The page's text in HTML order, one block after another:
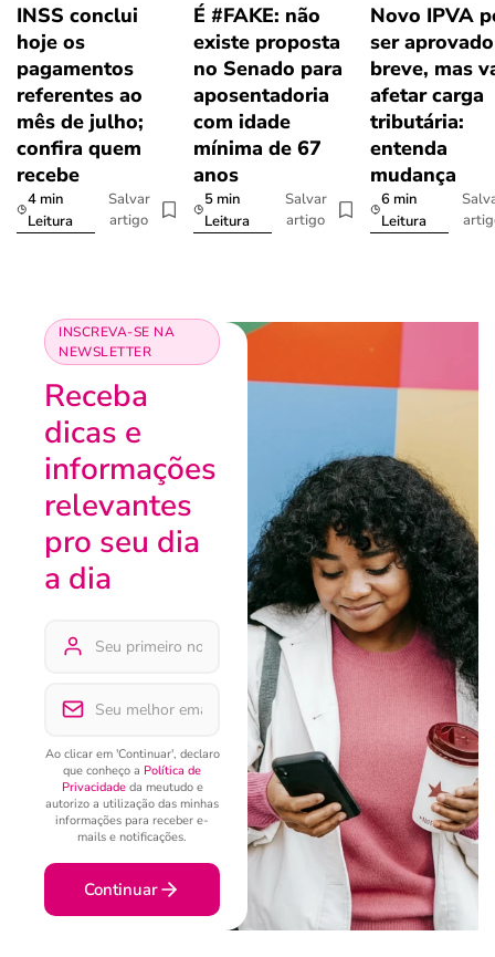
INSS conclui
hoje os
pagamentos
referentes ao
mês de julho;
confira quem
recebe
4 min
Leitura
Salvar
artigo
É #FAKE: não
existe proposta
no Senado para
aposentadoria
com idade
mínima de 67
anos
5 min
Leitura
Salvar
artigo
Novo IPVA
ser
breve, mas
afetar carga
tributária:
entenda
mudança
6 min
Leitura
INSCREVA-SE NA
NEWSLETTER
Receba
dicas e
informações
relevantes
pro seu dia
a dia
Ao clicar em 'Continuar', declaro
que conheço a Política de
Privacidadeda meutudo e
autorizo a utilização das minhas
informações para receber e-
mails e notificações.
Continuar